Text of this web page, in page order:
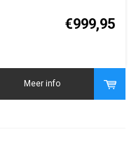
€999,95
Meer info